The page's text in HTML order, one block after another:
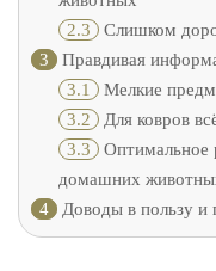
2.3 Слишком
3
Правдивая
3.1 Мелкие
3.2 Для ковров
3.3 Оптимальное
домашних
4
Доводы в пользу и